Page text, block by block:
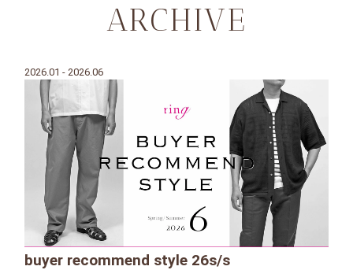
ARCHIVE
2026.01 - 2026.06
buyer recommend style 26s/s